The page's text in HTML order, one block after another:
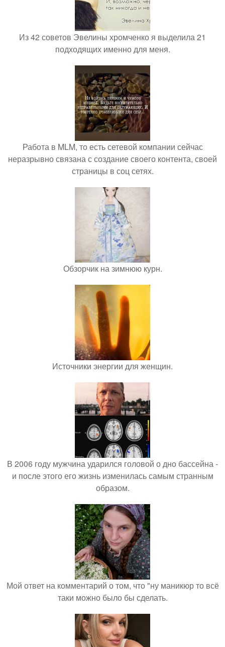
Из 42 советов Эвелины хромченко я выделила 21
подходящих именно для меня.
Работа в MLM, то есть сетевой компании сейчас
неразрывно связана с создание своего контента, своей
страницы в соц сетях.
Обзорчик на зимнюю курн.
Источники энергии для женщин.
В 2006 году мужчина ударился головой о дно бассейна -
и после этого его жизнь изменилась самым странным
образом.
Мой ответ на комментарий о том, что "ну маникюр то всё
таки можно было бы сделать.